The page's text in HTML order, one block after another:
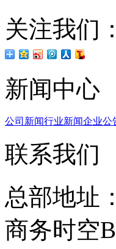
关注我们：
新闻中心
公司新闻行业新闻企业公
联系我们
总部地址
商务时空